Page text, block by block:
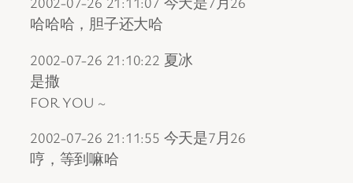
哈哈哈，胆子还大哈
2002-07-26 21:10:22 夏冰
是撒
FOR YOU ~
2002-07-26 21:11:55 今天是7月26
哼，等到嘛哈